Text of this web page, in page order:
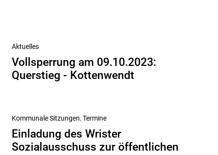
Vorheriger
Beitrag
Aktuelles
Vollsperrung am 09.10.2023:
Querstieg - Kottenwendt
Nächster
Beitrag
Kommunale Sitzungen Termine
Einladung des Wrister
Sozialausschuss zur öffentlichen